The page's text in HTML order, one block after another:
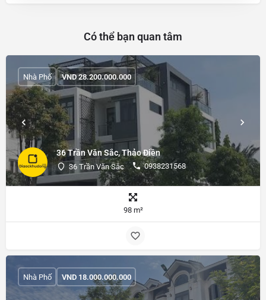
Có thể bạn quan tâm
36 Trần Văn Sắc, Thảo Điền
36 Trần Văn Sắc 0938231568
Nhà Phố VND28.200.000.000
98 m²
Nhà Phố VND 18.000.000.000